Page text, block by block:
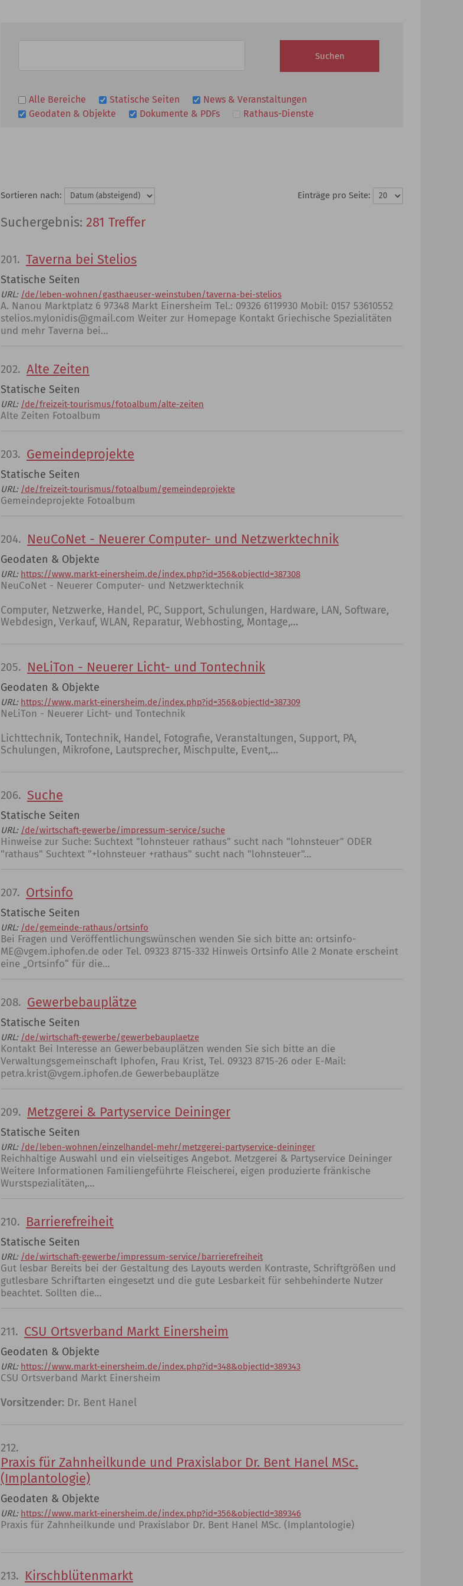
Alle Bereiche Statische Seiten
News & Veranstaltungen
Geodaten & Objekte
Dokumente & PDFs Rathaus-Dienste
Sortieren nach:
281 Treffer
Einträge pro Seite:
201. Taverna bei Stelios
Statische Seiten
URL: /de/leben-wohnen/gasthaeuser-weinstuben/taverna-bei-stelios
A. Nanou Marktplatz 6 97348 Markt Einersheim Tel.: 09326 6119930 Mobil: 0157 53610552
stelios.mylonidis@gmail.com Weiter zur Homepage Kontakt Griechische Spezialitäten
und mehr Taverna bei…
202. Alte Zeiten
Statische Seiten
URL: /de/freizeit-tourismus/fotoalbum/alte-zeiten
Alte Zeiten Fotoalbum
203. Gemeindeprojekte
Statische Seiten
URL: /de/freizeit-tourismus/fotoalbum/gemeindeprojekte
Gemeindeprojekte Fotoalbum
204. NeuCoNet - Neuerer Computer- und Netzwerktechnik
Geodaten & Objekte
URL: https://www.markt-einersheim.de/index.php?id=356&objectId=387308
NeuCoNet - Neuerer Computer- und Netzwerktechnik
Computer, Netzwerke, Handel, PC, Support, Schulungen, Hardware, LAN, Software,
Webdesign, Verkauf, WLAN, Reparatur, Webhosting, Montage,…
205. NeLiTon - Neuerer Licht- und Tontechnik
Geodaten & Objekte
URL: https://www.markt-einersheim.de/index.php?id=356&objectId=387309
NeLiTon - Neuerer Licht- und Tontechnik
Lichttechnik, Tontechnik, Handel, Fotografie, Veranstaltungen, Support, PA,
Schulungen, Mikrofone, Lautsprecher, Mischpulte, Event,…
206. Suche
Statische Seiten
URL: /de/wirtschaft-gewerbe/impressum-service/suche
Hinweise zur Suche: Suchtext "lohnsteuer rathaus" sucht nach "lohnsteuer" ODER
"rathaus" Suchtext "+lohnsteuer +rathaus" sucht nach "lohnsteuer"…
207. Ortsinfo
Statische Seiten
URL: /de/gemeinde-rathaus/ortsinfo
Bei Fragen und Veröffentlichungswünschen wenden Sie sich bitte an: ortsinfo-
ME@vgem.iphofen.de oder Tel. 09323 8715-332 Hinweis Ortsinfo Alle 2 Monate erscheint
eine „Ortsinfo“ für die…
208. Gewerbebauplätze
Statische Seiten
URL: /de/wirtschaft-gewerbe/gewerbebauplaetze
Kontakt Bei Interesse an Gewerbebauplätzen wenden Sie sich bitte an die
Verwaltungsgemeinschaft Iphofen, Frau Krist, Tel. 09323 8715-26 oder E-Mail:
petra.krist@vgem.iphofen.de Gewerbebauplätze
209. Metzgerei & Partyservice Deininger
Statische Seiten
URL: /de/leben-wohnen/einzelhandel-mehr/metzgerei-partyservice-deininger
Reichhaltige Auswahl und ein vielseitiges Angebot. Metzgerei & Partyservice Deininger
Weitere Informationen Familiengeführte Fleischerei, eigen produzierte fränkische
Wurstspezialitäten,…
210. Barrierefreiheit
Statische Seiten
URL: /de/wirtschaft-gewerbe/impressum-service/barrierefreiheit
Gut lesbar Bereits bei der Gestaltung des Layouts werden Kontraste, Schriftgrößen und
gutlesbare Schriftarten eingesetzt und die gute Lesbarkeit für sehbehinderte Nutzer
beachtet. Sollten die…
211. CSU Ortsverband Markt Einersheim
Geodaten & Objekte
URL: https://www.markt-einersheim.de/index.php?id=348&objectId=389343
CSU Ortsverband Markt Einersheim
Vorsitzender: Dr. Bent Hanel
212.
Praxis für Zahnheilkunde und Praxislabor Dr. Bent Hanel MSc.
(Implantologie)
Geodaten & Objekte
URL: https://www.markt-einersheim.de/index.php?id=356&objectId=389346
Praxis für Zahnheilkunde und Praxislabor Dr. Bent Hanel MSc. (Implantologie)
213. Kirschblütenmarkt